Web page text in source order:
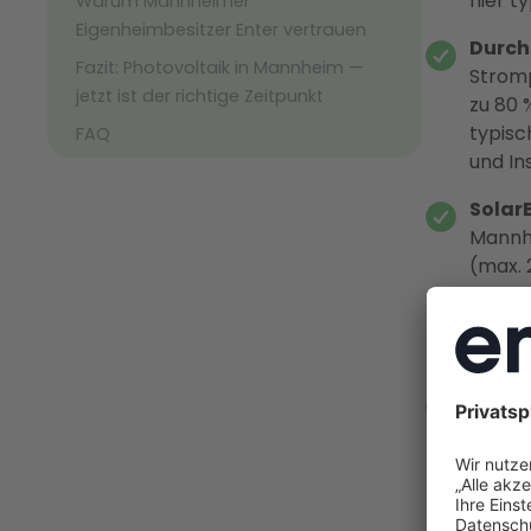
Eigenheimbesitzer Enter vertrauen
Fazit: Photovoltaik in Mannheim —
jetzt ist der richtige Zeitpunkt
FAQ
zu 80
und
(max.
auf
den